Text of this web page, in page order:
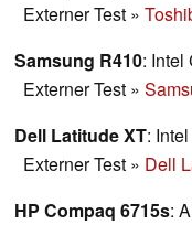
Externer Test »
Samsung R410: Intel
Externer Test »
Dell Latitude XT:
Externer Test » Dell
HP Compaq 6715s: